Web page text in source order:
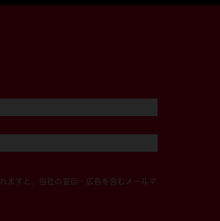
ますと、当社の宣伝・広告を含むメールマ